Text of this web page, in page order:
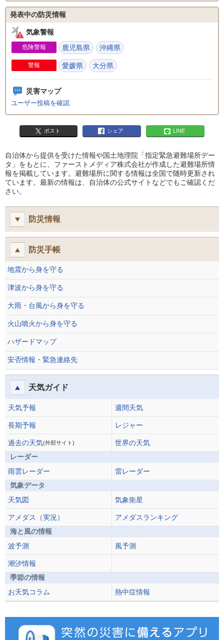
発表中の防災情報
気象警報
危険警報 鹿児島県 沖縄県
警報 愛媛県 大分県
災害マップ
ユーザー投稿を確認
ポスト シェア LINE
自治体から提供を受けた情報や国土地理院「指定緊急避難場所デー
タ」をもとに、ファーストメディア株式会社が作成した避難場所情
報を掲載しています。避難場所に関する情報は全国で随時更新され
ています。最新の情報は、自治体の公式サイトなどでもご確認くだ
さい。
防災情報
防災手帳
地震から身を守る
津波から身を守る
大雨・台風から身を守る
火山噴火から身を守る
ハザードマップ
安否情報・緊急連絡先
天気ガイド
天気予報 週間天気
長期予報 レジャー
過去の天気(外部サイト)
世界の天気
レーダー
雨雲レーダー
雷レーダー
気象データ
天気図
気象衛星
アメダス（実況）
アメダスランキング
海と風の情報
波予測
風予測
潮汐情報
季節の情報
お天気コラム
熱中症情報